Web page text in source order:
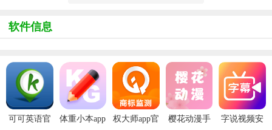
软件信息
可可英语官
体重小本app
权大师app官
樱花动漫手
字说视频安